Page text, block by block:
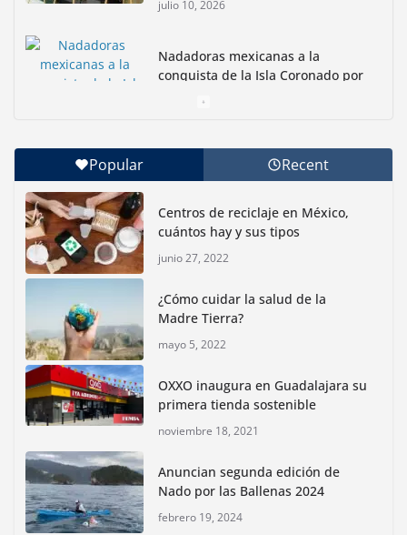
julio 10, 2026
Nadadoras mexicanas a la
conquista de la Isla Coronado por
Con jornada informativa, Profepa y Humane World
for Animals buscan inhibir tráfico de aves
junio 15, 2026
Inauguran nuevo Embarcadero Cuemanco para
reactivar la zona lacustre de Xochimilco
junio 4, 2026
Rompe CDMX récords Reto Naturalista Urbano 2026 y
lidera la biodiversidad nacional
mayo 18, 2026
bioculturales para promover
huertos urbanos y jardines
polinizadores
Popular Recent
Centros de reciclaje en México,
cuántos hay y sus tipos
junio 27, 2022
¿Cómo cuidar la salud de la
Madre Tierra?
mayo 5, 2022
OXXO inaugura en Guadalajara su
primera tienda sostenible
noviembre 18, 2021
Anuncian segunda edición de
Nado por las Ballenas 2024
febrero 19, 2024